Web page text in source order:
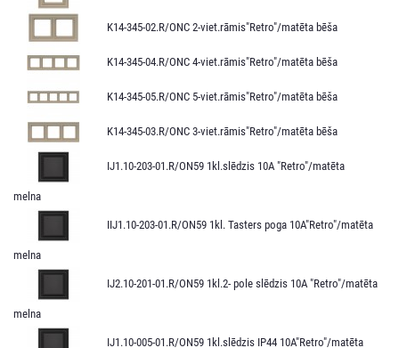
K14-345-02.R/ONC 2-viet.rāmis"Retro"/matēta bēša
K14-345-04.R/ONC 4-viet.rāmis"Retro"/matēta bēša
K14-345-05.R/ONC 5-viet.rāmis"Retro"/matēta bēša
K14-345-03.R/ONC 3-viet.rāmis"Retro"/matēta bēša
IJ1.10-203-01.R/ON59 1kl.slēdzis 10A "Retro"/matēta
melna
IIJ1.10-203-01.R/ON59 1kl. Tasters poga 10A"Retro"/matēta
melna
IJ2.10-201-01.R/ON59 1kl.2- pole slēdzis 10A "Retro"/matēta
melna
IJ1.10-005-01.R/ON59 1kl.slēdzis IP44 10A"Retro"/matēta